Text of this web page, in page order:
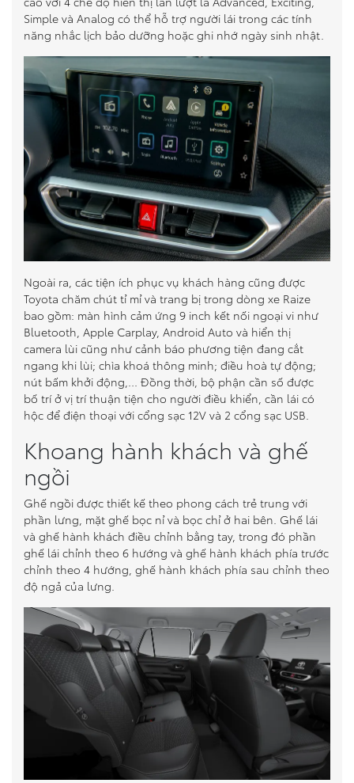
Simple và Analog có thể hỗ trợ người lái trong các tính
năng nhắc lịch bảo dưỡng hoặc ghi nhớ ngày sinh nhật.
Ngoài ra, các tiện ích phục vụ khách hàng cũng được
Toyota chăm chút tỉ mỉ và trang bị trong dòng xe Raize
bao gồm: màn hình cảm ứng 9 inch kết nối ngoại vi như
Bluetooth, Apple Carplay, Android Auto và hiển thị
camera lùi cũng như cảnh báo phương tiện đang cắt
ngang khi lùi; chìa khoá thông minh; điều hoà tự động;
nút bấm khởi động,… Đồng thời, bộ phận cần số được
bố trí ở vị trí thuận tiện cho người điều khiển, cần lái có
hộc để điện thoại với cổng sạc 12V và 2 cổng sạc USB.
Khoang hành khách và ghế
ngồi
Ghế ngồi được thiết kế theo phong cách trẻ trung với
phần lưng, mặt ghế bọc nỉ và bọc chỉ ở hai bên. Ghế lái
và ghế hành khách điều chỉnh bằng tay, trong đó phần
ghế lái chỉnh theo 6 hướng và ghế hành khách phía trước
chỉnh theo 4 hướng, ghế hành khách phía sau chỉnh theo
độ ngả của lưng.